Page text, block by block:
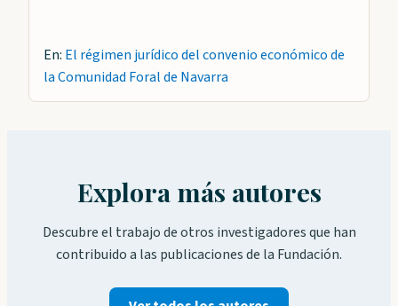
En: El régimen jurídico del convenio económico de
la Comunidad Foral de Navarra
Explora más autores
Descubre el trabajo de otros investigadores que han
contribuido a las publicaciones de la Fundación.